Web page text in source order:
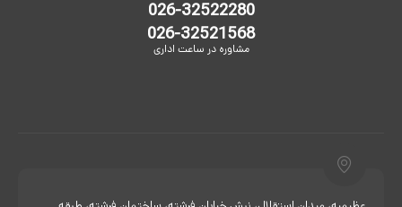
026-32522280
026-32521568
مشاوره در ساعت اداری